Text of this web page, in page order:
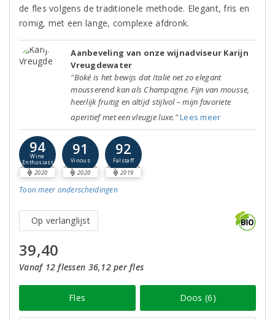
de fles volgens de traditionele methode. Elegant, fris en
romig, met een lange, complexe afdronk.
Aanbeveling van onze wijnadviseur Karijn
Vreugdewater
"Boké is het bewijs dat Italië net zo elegant
mousserend kan als Champagne. Fijn van mousse,
heerlijk fruitig en altijd stijlvol – mijn favoriete
aperitief met een vleugje luxe."Lees meer
94
Wine
Enthusiast
2020
91
Vinous
2020
92
Falstaff
2019
Toon meer onderscheidingen
Op verlanglijst
39,40
Vanaf 12 flessen 36,12 per fles
Fles Doos (6)